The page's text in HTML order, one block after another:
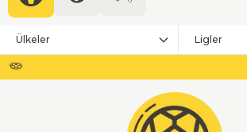
Ülkeler Ligler